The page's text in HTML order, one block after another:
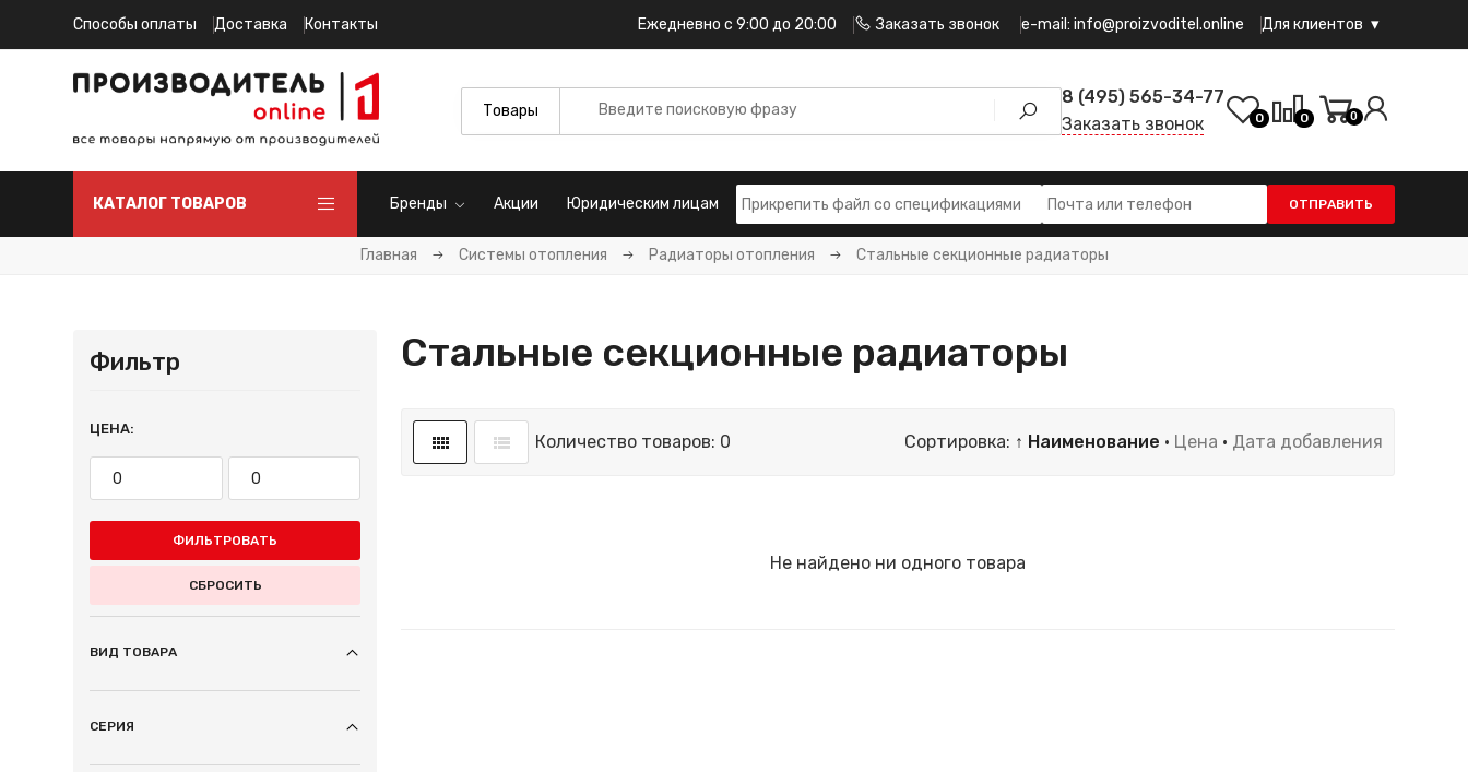
Способы оплаты Доставка Контакты Ежедневно с 9:00 до 20:00 Заказать звонок e-mail: info@proizvoditel.online Для клиентов
8 (495) 565-34-77
Заказать звонок
0 0 0
КАТАЛОГ ТОВАРОВ Бренды Акции Юридическим лицам ОТПРАВИТЬ
Главная Системы отопления Радиаторы отопления Стальные секционные радиаторы
Стальные секционные радиаторы
Количество товаров: 0 Сортировка: ↑ Наименование · Цена · Дата добавления
Не найдено ни одного товара
Фильтр
ЦЕНА:
ФИЛЬТРОВАТЬ
СБРОСИТЬ
ВИД ТОВАРА
СЕРИЯ